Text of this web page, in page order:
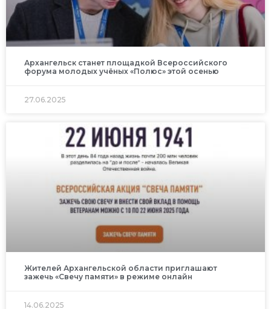
Архангельск станет площадкой Всероссийского
форума молодых учёных «Полюс» этой осенью
27.06.2025
Жителей Архангельской области приглашают
зажечь «Свечу памяти» в режиме онлайн
14.06.2025